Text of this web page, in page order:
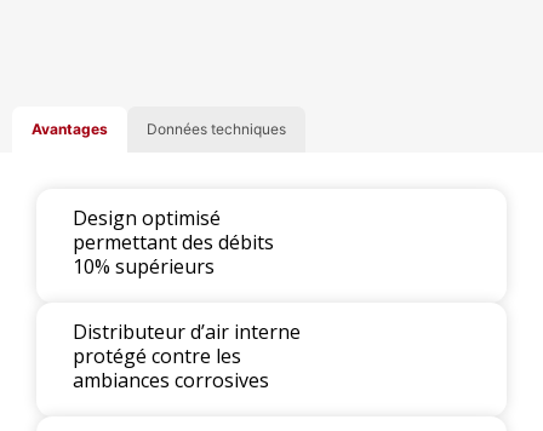
Avantages Données techniques
Design optimisé
permettant des débits
10% supérieurs
Distributeur d’air interne
protégé contre les
ambiances corrosives